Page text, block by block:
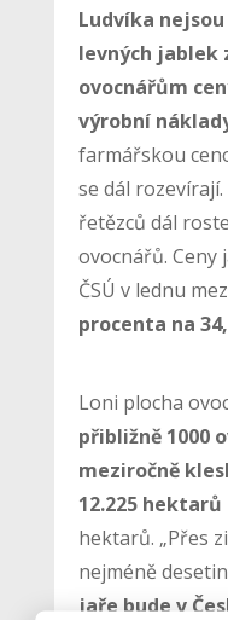
Ludvíka
levných jablek
ovocnářům
výrobní
farmářskou
se dál
řetězců dál
ovocnářů. Ceny
ČSÚ v lednu
procenta na
Loni plocha
přibližně 1000
meziročně
12.225 hektarů
hektarů. „Přes
nejméně
jaře bude v